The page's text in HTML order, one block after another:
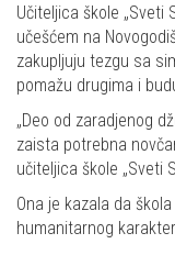
Učiteljica škole „Sveti
učešćem na
zakupljuju tezgu sa
pomažu drugima i
„Deo od zaradjenog
zaista potrebna
učiteljica škole „Sveti
Ona je kazala da
humanitarnog